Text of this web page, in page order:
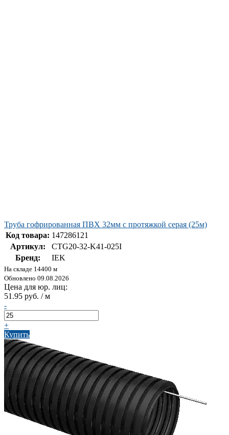
Труба гофрированная ПВХ 32мм с протяжкой серая (25м)
Код товара: 147286121
Артикул:
CTG20-32-K41-025I
Бренд:
IEK
На складе 14400 м
Обновлено 09.08.2026
Цена для юр. лиц:
51.95 руб. / м
-
+
Купить